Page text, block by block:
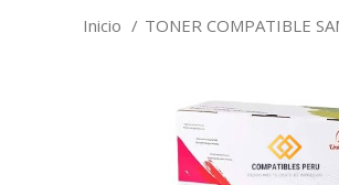
Inicio TONER COMPATIBLE